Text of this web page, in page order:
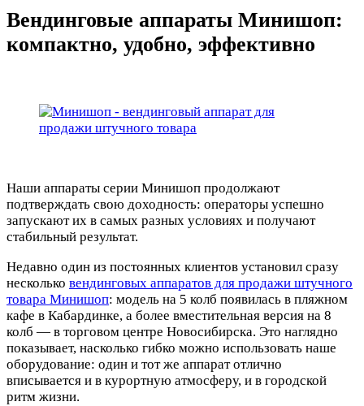
Вендинговые аппараты Минишоп:
компактно, удобно, эффективно
Наши аппараты серии Минишоп продолжают
подтверждать свою доходность: операторы успешно
запускают их в самых разных условиях и получают
стабильный результат.
Недавно один из постоянных клиентов установил сразу
несколько вендинговых аппаратов для продажи штучного
товара Минишоп: модель на 5 колб появилась в пляжном
кафе в Кабардинке, а более вместительная версия на 8
колб — в торговом центре Новосибирска. Это наглядно
показывает, насколько гибко можно использовать наше
оборудование: один и тот же аппарат отлично
вписывается и в курортную атмосферу, и в городской
ритм жизни.